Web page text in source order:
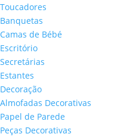
Toucadores
Banquetas
Camas de Bébé
Escritório
Secretárias
Estantes
Decoração
Almofadas Decorativas
Papel de Parede
Peças Decorativas